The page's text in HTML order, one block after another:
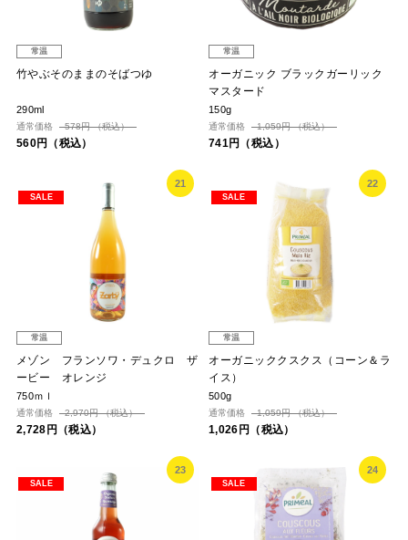
常温
竹やぶそのままのそばつゆ
290ml
通常価格 578円 （税込）
560円（税込）
常温
オーガニック ブラックガーリック
マスタード
150g
通常価格 1,059円 （税込）
741円（税込）
21
SALE
常温
メゾン フランソワ・デュクロ ザ
ービー オレンジ
750ｍｌ
通常価格 2,970円 （税込）
2,728円（税込）
22
SALE
常温
オーガニッククスクス（コーン＆ラ
イス）
500g
通常価格 1,059円 （税込）
1,026円（税込）
23
SALE
24
SALE